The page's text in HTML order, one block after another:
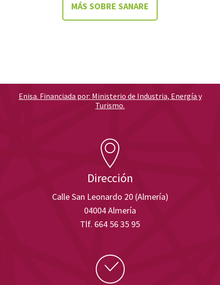
MÁS SOBRE SANARE
Dirección
Calle San Leonardo 20 (Almería)
04004 Almería
Tlf. 664 56 35 95
Enisa. Financiada por: Ministerio de Industria, Energía y
Turismo.